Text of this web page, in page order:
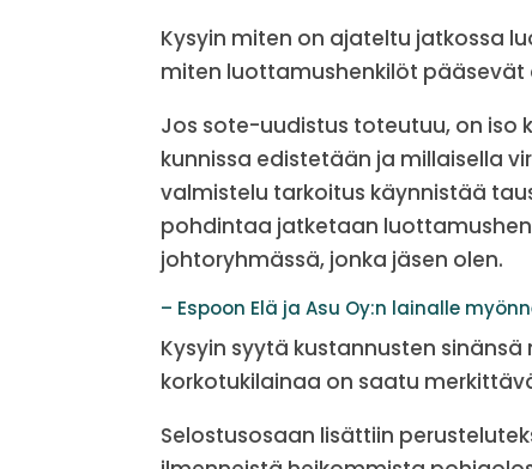
Kysyin miten on ajateltu jatkossa
miten luottamushenkilöt
Jos sote-uudistus toteutuu, on iso
kunnissa edistetään ja millaisella
valmistelu tarkoitus käynnistää
pohdintaa jatketaan
johtoryhmässä, jonka jäsen olen.
– Espoon Elä ja Asu Oy:n lainalle
Kysyin syytä kustannusten
korkotukilainaa on saatu
Selostusosaan lisättiin